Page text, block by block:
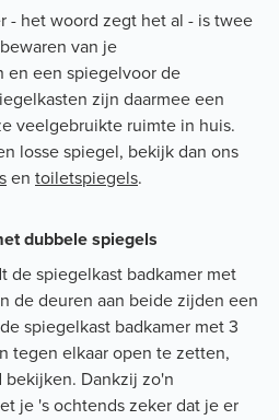
- het woord zegt het al - is twee
van je
en een spiegelvoor de
zijn daarmee een
veelgebruikte ruimte in huis.
losse spiegel, bekijk dan ons
en toiletspiegels.
dubbele spiegels
de spiegelkast badkamer met
de deuren aan beide zijden een
spiegelkast badkamer met 3
tegen elkaar open te zetten,
Dankzij zo'n
je 's ochtends zeker dat je er